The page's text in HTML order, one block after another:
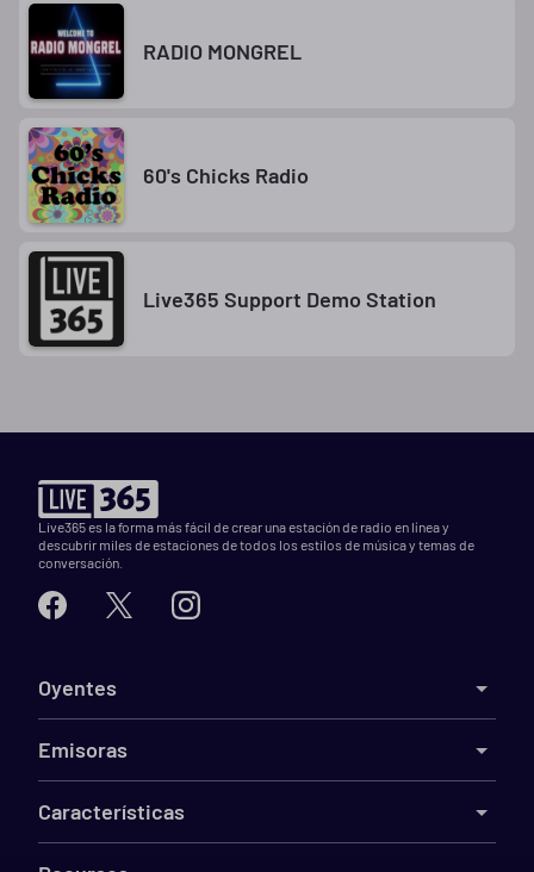
RADIO MONGREL
60's Chicks Radio
Live365 Support Demo Station
Live365 es la forma más fácil de crear una estación de radio en línea y
descubrir miles de estaciones de todos los estilos de música y temas de
conversación.
Oyentes
Emisoras
Características